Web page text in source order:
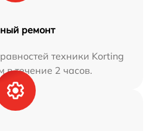
ремонт
техники Korting
в течение 2 часов.